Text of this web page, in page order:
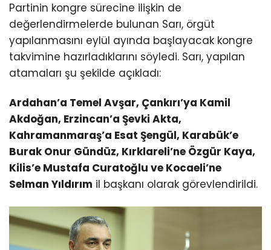
Partinin kongre sürecine ilişkin de
değerlendirmelerde bulunan Sarı, örgüt
yapılanmasını eylül ayında başlayacak kongre
takvimine hazırladıklarını söyledi. Sarı, yapılan
atamaları şu şekilde açıkladı:
Ardahan’a Temel Avşar, Çankırı’ya Kamil
Akdoğan, Erzincan’a Şevki Akta,
Kahramanmaraş’a Esat Şengül, Karabük’e
Burak Onur Gündüz, Kırklareli’ne Özgür Kaya,
Kilis’e Mustafa Curatoğlu ve Kocaeli’ne
Selman Yıldırım il başkanı olarak görevlendirildi.